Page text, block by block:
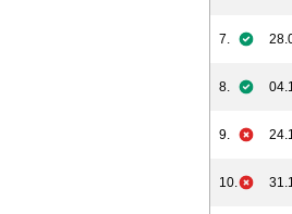
7.
8.
9.
10.